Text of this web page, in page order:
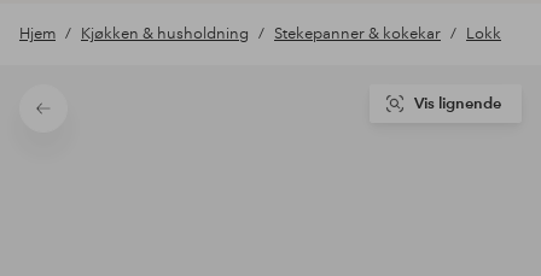
gå
forsiden
favorittmerkede
Hjem Kjøkken & husholdning Stekepanner & kokekar Lokk
Tilbake
Vis lignende